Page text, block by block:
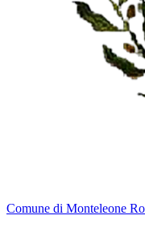
Comune di Monteleone